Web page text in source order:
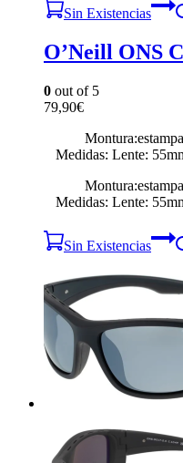
Sin Existencias
O’Neill ONS
0 out of 5
79,90€
Medidas: Lente:
Medidas: Lente:
Sin Existencias